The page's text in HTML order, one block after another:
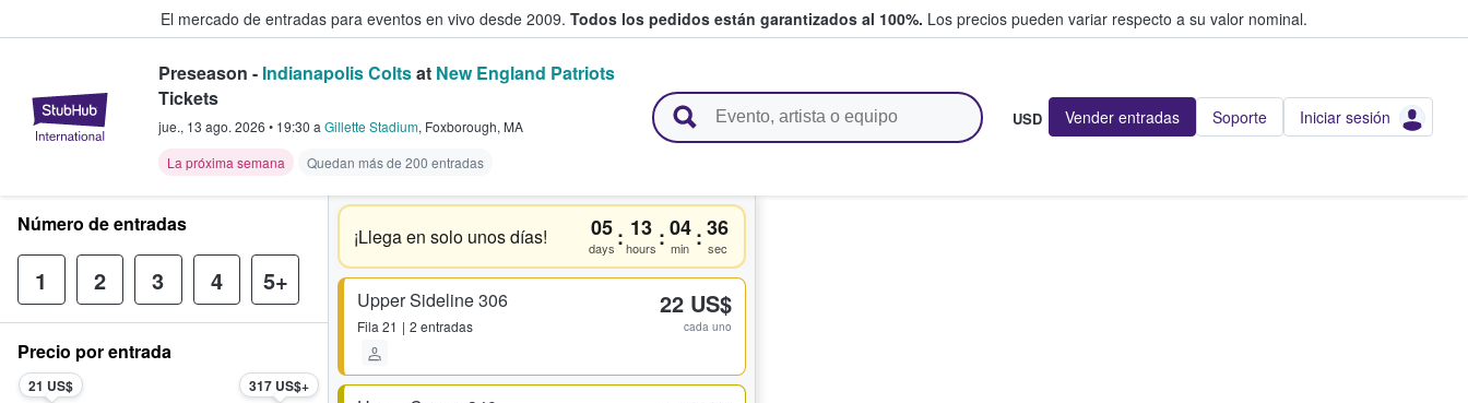
El mercado de entradas para eventos en vivo desde 2009. Todos los pedidos están garantizados al 100%. Los precios pueden variar respecto a su valor nominal.
StubHub: compra y venta de entradas entre fans
Preseason - Indianapolis Coltsat New England Patriots
Tickets
jue., 13 ago. 2026 • 19:30 a Gillette Stadium, Foxborough, MA
La próxima semana
Quedan más de 200 entradas
USD Vender entradas Soporte Iniciar sesión
¡Llega en solo unos días! 05
days : 13
hours :04
min :36
sec
Upper Sideline 306
Fila 21 2 entradas
22 US$
cada uno
Número de entradas
1 2 3 4 5+
Precio por entrada
21 US$ 317 US$